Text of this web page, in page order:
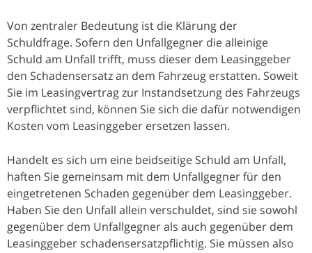
Von zentraler Bedeutung ist die Klärung der
Schuldfrage. Sofern den Unfallgegner die alleinige
Schuld am Unfall trifft, muss dieser dem Leasinggeber
den Schadensersatz an dem Fahrzeug erstatten. Soweit
Sie im Leasingvertrag zur Instandsetzung des Fahrzeugs
verpflichtet sind, können Sie sich die dafür notwendigen
Kosten vom Leasinggeber ersetzen lassen.
Handelt es sich um eine beidseitige Schuld am Unfall,
haften Sie gemeinsam mit dem Unfallgegner für den
eingetretenen Schaden gegenüber dem Leasinggeber.
Haben Sie den Unfall allein verschuldet, sind sie sowohl
gegenüber dem Unfallgegner als auch gegenüber dem
Leasinggeber schadensersatzpflichtig. Sie müssen also